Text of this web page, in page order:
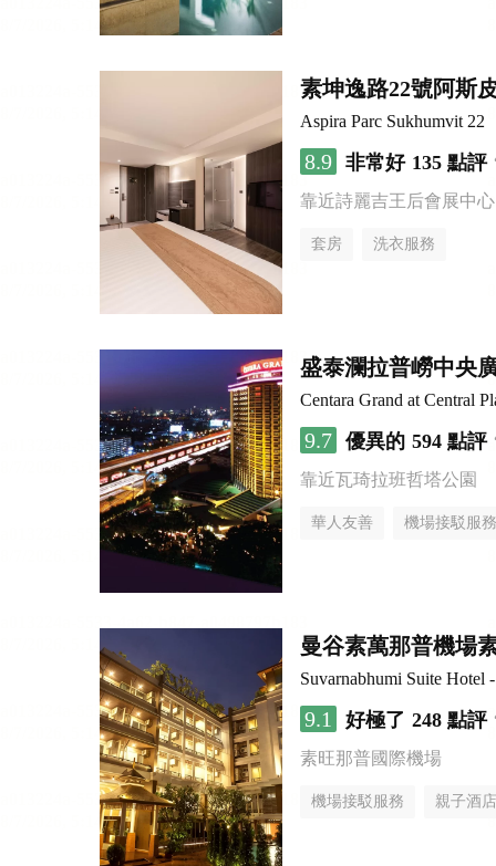
素坤逸路22號阿斯
Aspira Parc Sukhumvit 22
8.9 非常好 135 點評
靠近詩麗吉王后會展中心
套房 洗衣服務
盛泰瀾拉普嶗中央
Centara Grand at Central
9.7 優異的 594 點評
靠近瓦琦拉班哲塔公園
華人友善 機場接駁服務
曼谷素萬那普機場
Suvarnabhumi Suite Hotel
9.1 好極了 248 點評
素旺那普國際機場
機場接駁服務 親子酒店